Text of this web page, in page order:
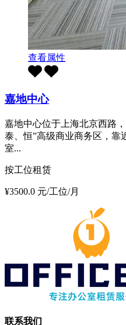
查看属性
嘉地中心
嘉地中心位于上海北京西路
泰、恒”高级商业商务区，靠
室...
按工位租赁
¥3500.0 元/工位/月
联系我们